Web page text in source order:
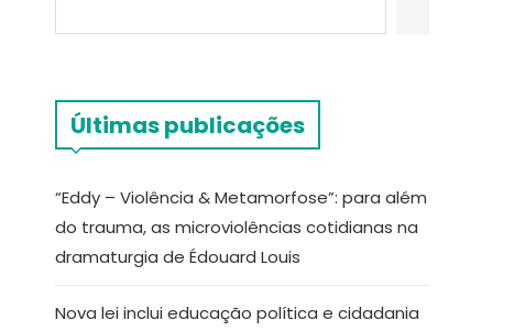
Últimas publicações
“Eddy – Violência & Metamorfose”: para além
do trauma, as microviolências cotidianas na
dramaturgia de Édouard Louis
Nova lei inclui educação política e cidadania